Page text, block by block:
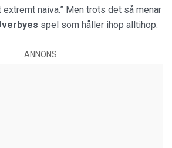
naiva.” Men trots det så menar
spel som håller ihop alltihop.
ANNONS